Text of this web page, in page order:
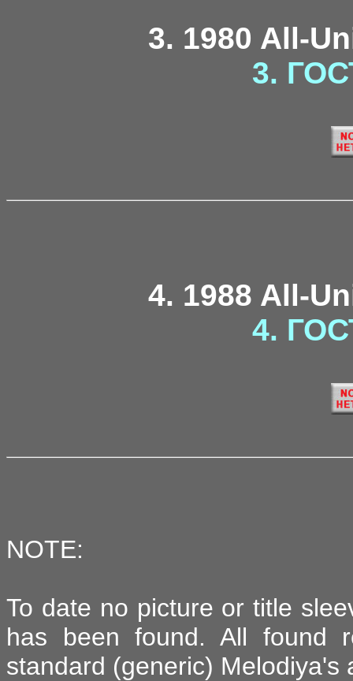
3. 1980 All-
3.
4. 1988 All-
4.
NOTE:
To date no picture or title
has been found. All found
standard (generic) Melodiya's